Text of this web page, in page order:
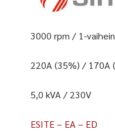
3000 rpm / 1-
220A (35%) / 170A
5,0 kVA / 230V
ESITE – EA – ED